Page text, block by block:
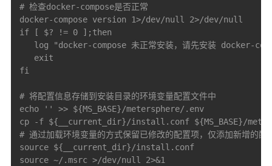
# 检查docker-compose是否正常
docker-compose version 1>/dev/null 2>/dev/null
if [ $? != 0 ];then
log "docker-compose 未正常安装，请先安装 docker-
   exit
fi
# 将配置信息存储到安装目录的环境变量配置文件中
echo '' >> ${MS_BASE}/metersphere/.env
cp -f ${__current_dir}/install.conf ${MS_BASE}/
# 通过加载环境变量的方式保留已修改的配置项，仅添加新增的配
source ${__current_dir}/install.conf
source ~/.msrc >/dev/null 2>&1